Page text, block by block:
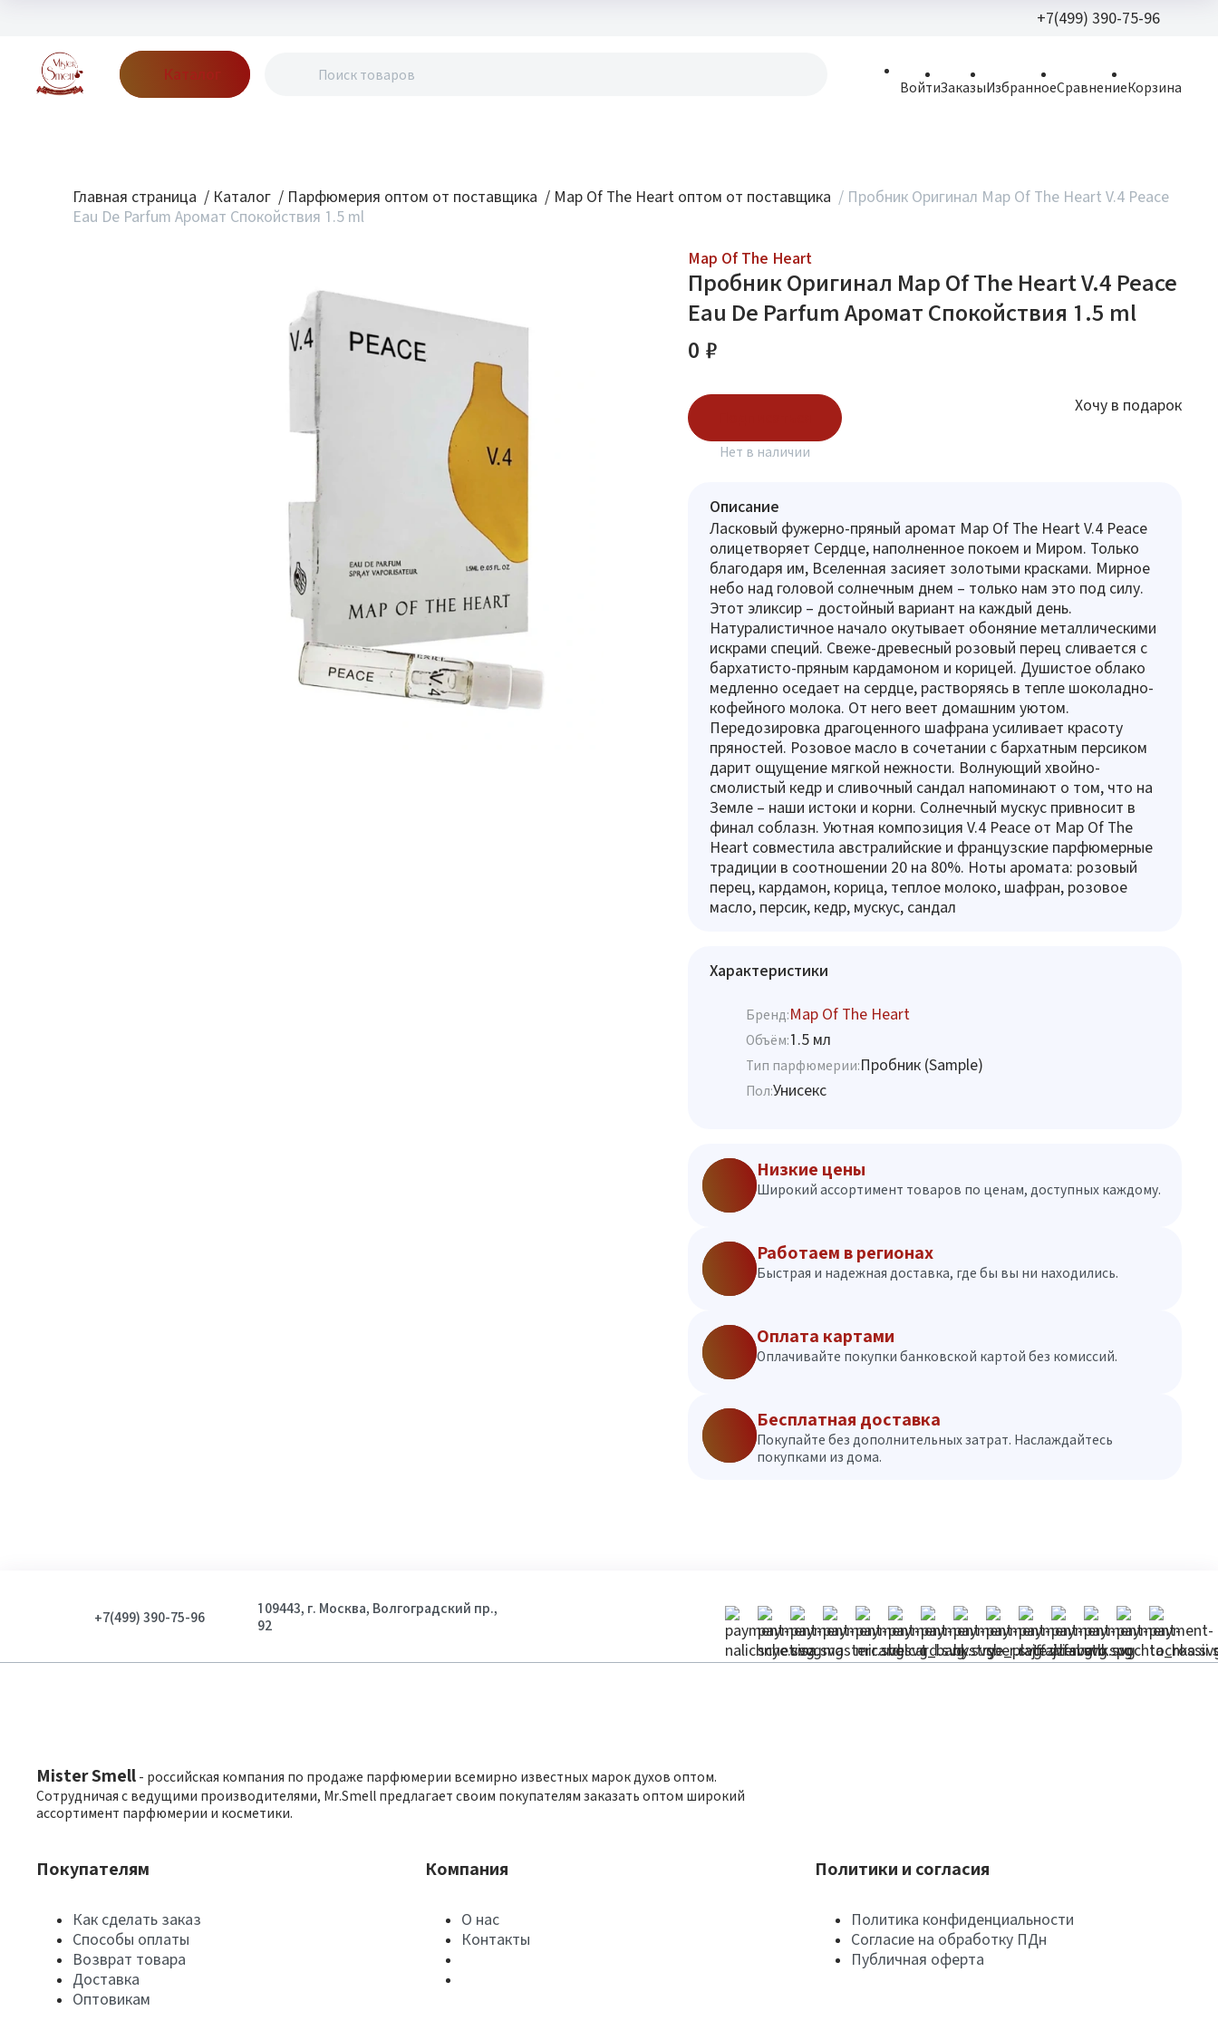
+7(499) 390-75-96
Волгоградский
Каталог
ВойтиЗаказыИзбранноеСравнениеКорзина
Главная страница / Каталог / Парфюмерия оптом от поставщика / Map Of The Heart оптом от поставщика / Пробник Оригинал Map Of The Heart V.4 Peace
Eau De Parfum Аромат Спокойствия 1.5 ml
Map Of The Heart
Пробник Оригинал Map Of The Heart V.4 Peace
Eau De Parfum Аромат Спокойствия 1.5 ml
0 ₽
Нет в наличии
Хочу в подарок
Описание
Ласковый фужерно-пряный аромат Map Of The Heart V.4 Peace
олицетворяет Сердце, наполненное покоем и Миром. Только
благодаря им, Вселенная засияет золотыми красками. Мирное
небо над головой солнечным днем – только нам это под силу.
Этот эликсир – достойный вариант на каждый день.
Натуралистичное начало окутывает обоняние металлическими
искрами специй. Свеже-древесный розовый перец сливается с
бархатисто-пряным кардамоном и корицей. Душистое облако
медленно оседает на сердце, растворяясь в тепле шоколадно-
кофейного молока. От него веет домашним уютом.
Передозировка драгоценного шафрана усиливает красоту
пряностей. Розовое масло в сочетании с бархатным персиком
дарит ощущение мягкой нежности. Волнующий хвойно-
смолистый кедр и сливочный сандал напоминают о том, что на
Земле – наши истоки и корни. Солнечный мускус привносит в
финал соблазн. Уютная композиция V.4 Peace от Map Of The
Heart совместила австралийские и французские парфюмерные
традиции в соотношении 20 на 80%. Ноты аромата: розовый
перец, кардамон, корица, теплое молоко, шафран, розовое
масло, персик, кедр, мускус, сандал
Характеристики
Бренд:Map Of The Heart
Объём:1.5 мл
Тип парфюмерии:Пробник (Sample)
Пол:Унисекс
Низкие цены
Широкий ассортимент товаров по ценам, доступных каждому.
Работаем в регионах
Быстрая и надежная доставка, где бы вы ни находились.
Оплата картами
Оплачивайте покупки банковской картой без комиссий.
Бесплатная доставка
Покупайте без дополнительных затрат. Наслаждайтесь
покупками из дома.
+7(499) 390-75-96
109443, г. Москва, Волгоградский пр.,
92
Mister Smell - российская компания по продаже парфюмерии всемирно известных марок духов оптом.
Сотрудничая с ведущими производителями, Mr.Smell предлагает своим покупателям заказать оптом широкий
ассортимент парфюмерии и косметики.
Покупателям
Как сделать заказ
Способы оплаты
Возврат товара
Доставка
Оптовикам
Компания
О нас
Контакты
Политики и согласия
Политика конфиденциальности
Согласие на обработку ПДн
Публичная оферта